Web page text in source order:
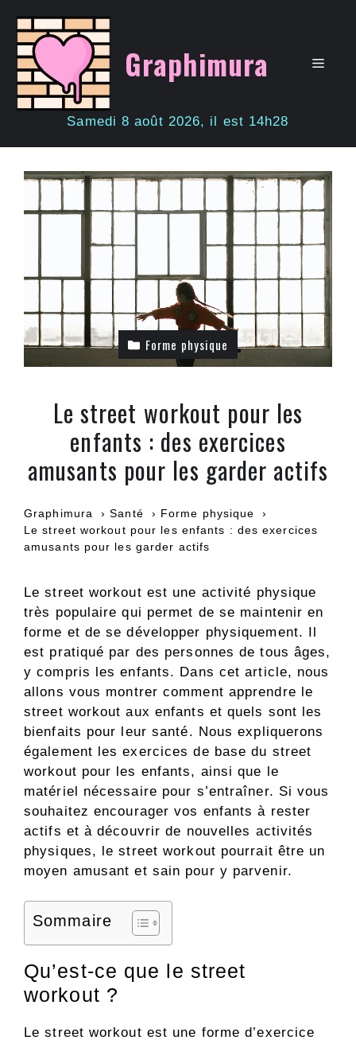
contenu
Graphimura Menu
Samedi 8 août 2026, il est 14h28
Forme physique
Le street workout pour les
enfants : des exercices
amusants pour les garder actifs
Graphimura Santé
Forme physique
Le street workout pour les enfants : des exercices
amusants pour les garder actifs
Le street workout est une activité physique
très populaire qui permet de se maintenir en
forme et de se développer physiquement. Il
est pratiqué par des personnes de tous âges,
y compris les enfants. Dans cet article, nous
allons vous montrer comment apprendre le
street workout aux enfants et quels sont les
bienfaits pour leur santé. Nous expliquerons
également les exercices de base du street
workout pour les enfants, ainsi que le
matériel nécessaire pour s’entraîner. Si vous
souhaitez encourager vos enfants à rester
actifs et à découvrir de nouvelles activités
physiques, le street workout pourrait être un
moyen amusant et sain pour y parvenir.
Sommaire
Qu’est-ce que le street
workout ?
Le street workout est une forme d’exercice